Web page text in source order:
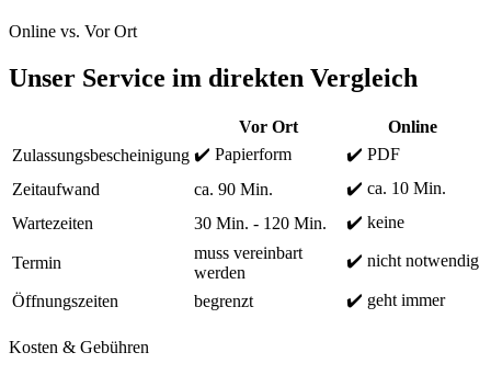
Online vs. Vor Ort
Unser Service im direkten Vergleich
Vor Ort
Online
Zulassungsbescheinigung ✔️ Papierform
✔️ PDF
Zeitaufwand
ca. 90 Min.
✔️ ca. 10 Min.
Wartezeiten
30 Min. - 120 Min. ✔️ keine
Termin
muss vereinbart
werden
✔️ nicht notwendig
Öffnungszeiten begrenzt ✔️ geht immer
Kosten & Gebühren